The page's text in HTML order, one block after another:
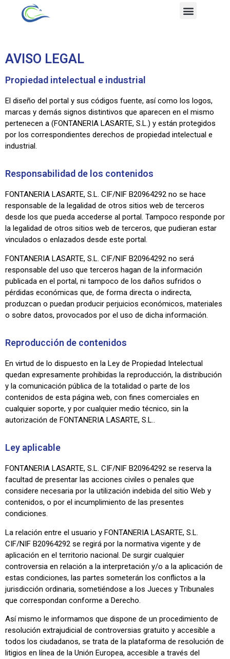
AVISO LEGAL
Propiedad intelectual e industrial
El diseño del portal y sus códigos fuente, así como los logos,
marcas y demás signos distintivos que aparecen en el mismo
pertenecen a (FONTANERIA LASARTE, S.L.) y están protegidos
por los correspondientes derechos de propiedad intelectual e
industrial.
Responsabilidad de los contenidos
FONTANERIA LASARTE, S.L. CIF/NIF B20964292 no se hace
responsable de la legalidad de otros sitios web de terceros
desde los que pueda accederse al portal. Tampoco responde por
la legalidad de otros sitios web de terceros, que pudieran estar
vinculados o enlazados desde este portal.
FONTANERIA LASARTE, S.L. CIF/NIF B20964292 no será
responsable del uso que terceros hagan de la información
publicada en el portal, ni tampoco de los daños sufridos o
pérdidas económicas que, de forma directa o indirecta,
produzcan o puedan producir perjuicios económicos, materiales
o sobre datos, provocados por el uso de dicha información.
Reproducción de contenidos
En virtud de lo dispuesto en la Ley de Propiedad Intelectual
quedan expresamente prohibidas la reproducción, la distribución
y la comunicación pública de la totalidad o parte de los
contenidos de esta página web, con fines comerciales en
cualquier soporte, y por cualquier medio técnico, sin la
autorización de FONTANERIA LASARTE, S.L..
Ley aplicable
FONTANERIA LASARTE, S.L. CIF/NIF B20964292 se reserva la
facultad de presentar las acciones civiles o penales que
considere necesaria por la utilización indebida del sitio Web y
contenidos, o por el incumplimiento de las presentes
condiciones.
La relación entre el usuario y FONTANERIA LASARTE, S.L.
CIF/NIF B20964292 se regirá por la normativa vigente y de
aplicación en el territorio nacional. De surgir cualquier
controversia en relación a la interpretación y/o a la aplicación de
estas condiciones, las partes someterán los conflictos a la
jurisdicción ordinaria, sometiéndose a los Jueces y Tribunales
que correspondan conforme a Derecho.
Así mismo le informamos que dispone de un procedimiento de
resolución extrajudicial de controversias gratuito y accesible a
todos los ciudadanos, se trata de la plataforma de resolución de
litigios en línea de la Unión Europea, accesible a través del